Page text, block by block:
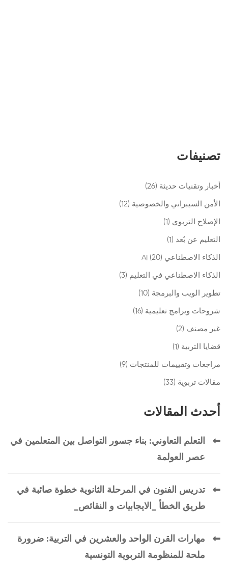
تصنيفات
أخبار وتقنيات حديثة (26)
الأمن السيبراني والخصوصية (12)
الإصلاح التربوي (1)
التعليم عن بُعد (1)
الذكاء الاصطناعي AI (20)
الذكاء الاصطناعي في التعليم (3)
تطوير الويب والبرمجة (10)
شروحات وبرامج تعليمية (16)
غير مصنف (2)
قضايا التربية (1)
مراجعات وتقييمات للمنتجات (9)
مقالات تربوية (33)
أحدث المقالات
التعلم التعاوني: بناء جسور التواصل بين المتعلمين في
عصر العولمة
تدريس الفنون في المرحلة الثانوية خطوة صائبة في
طريق الخطأ _الايجابيات و النقائص_
مهارات القرن الواحد والعشرين في التربية: ضرورة
ملحة للمنظومة التربوية التونسية